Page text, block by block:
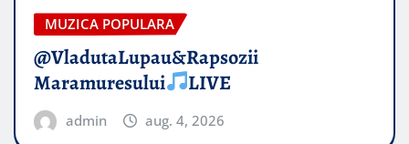
MUZICA POPULARA
@VladutaLupau&Rapsozii
Maramuresului
LIVE
admin aug. 4, 2026